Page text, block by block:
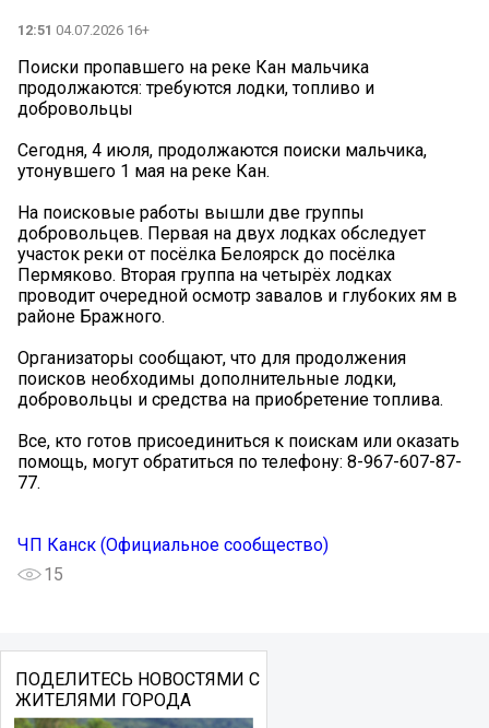
12:51 04.07.2026 16+
Поиски пропавшего на реке Кан мальчика
продолжаются: требуются лодки, топливо и
добровольцы
Сегодня, 4 июля, продолжаются поиски мальчика,
утонувшего 1 мая на реке Кан.
На поисковые работы вышли две группы
добровольцев. Первая на двух лодках обследует
участок реки от посёлка Белоярск до посёлка
Пермяково. Вторая группа на четырёх лодках
проводит очередной осмотр завалов и глубоких ям в
районе Бражного.
Организаторы сообщают, что для продолжения
поисков необходимы дополнительные лодки,
добровольцы и средства на приобретение топлива.
Все, кто готов присоединиться к поискам или оказать
помощь, могут обратиться по телефону: 8-967-607-87-
77.
ЧП Канск (Официальное сообщество)
15
ПОДЕЛИТЕСЬ НОВОСТЯМИ С
ЖИТЕЛЯМИ ГОРОДА